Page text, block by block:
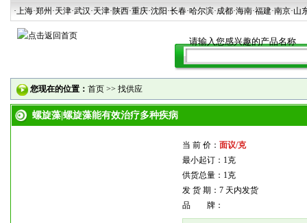
·上海·郑州 ·天津·武汉·天津·陕西·重庆·沈阳·长春·哈尔滨·成都·海南·福建·南京·山
您现在的位置： 首页 >> 找供应
螺旋藻|螺旋藻能有效治疗多种疾病
当 前 价： 面议/克
最小起订：1克
供货总量：1克
发 货 期：7 天内发货
品 牌：